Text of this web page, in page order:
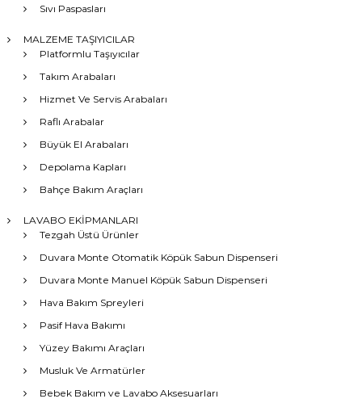
Sıvı Paspasları
MALZEME TAŞIYICILAR
Platformlu Taşıyıcılar
Takım Arabaları
Hizmet Ve Servis Arabaları
Raflı Arabalar
Büyük El Arabaları
Depolama Kapları
Bahçe Bakım Araçları
LAVABO EKİPMANLARI
Tezgah Üstü Ürünler
Duvara Monte Otomatik Köpük Sabun Dispenseri
Duvara Monte Manuel Köpük Sabun Dispenseri
Hava Bakım Spreyleri
Pasif Hava Bakımı
Yüzey Bakımı Araçları
Musluk Ve Armatürler
Bebek Bakım ve Lavabo Aksesuarları